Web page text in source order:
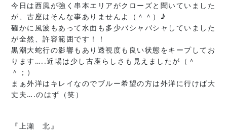
今日は西風が強く串本エリアがクローズと聞いていました
が、古座はそんな事ありませんよ（＾＾）♪
確かに風波もあって水面も多少バシャバシャしていました
が全然、許容範囲です！！
黒潮大蛇行の影響もあり透視度も良い状態をキープしてお
ります…..近場は少し古座らしさも見えましたが（＾
＾；）
まぁ外洋はキレイなのでブルー希望の方は外洋に行けば大
丈夫….のはず（笑）
『上瀬 北』